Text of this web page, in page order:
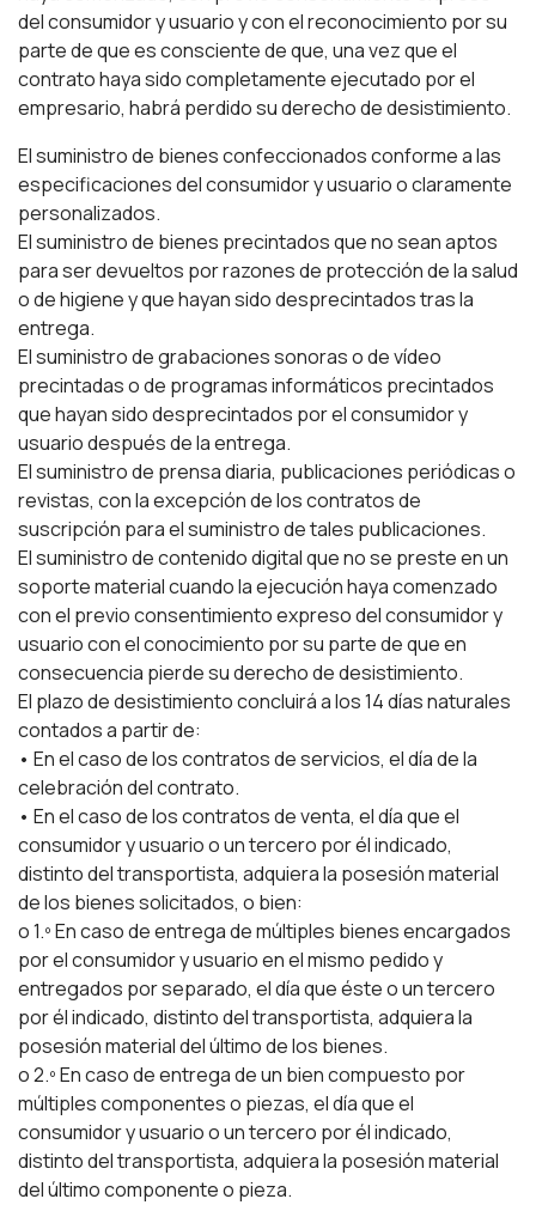
del consumidor y usuario y con el reconocimiento por su
parte de que es consciente de que, una vez que el
contrato haya sido completamente ejecutado por el
empresario, habrá perdido su derecho de desistimiento.
El suministro de bienes confeccionados conforme a las
especificaciones del consumidor y usuario o claramente
personalizados.
El suministro de bienes precintados que no sean aptos
para ser devueltos por razones de protección de la salud
o de higiene y que hayan sido desprecintados tras la
entrega.
El suministro de grabaciones sonoras o de vídeo
precintadas o de programas informáticos precintados
que hayan sido desprecintados por el consumidor y
usuario después de la entrega.
El suministro de prensa diaria, publicaciones periódicas o
revistas, con la excepción de los contratos de
suscripción para el suministro de tales publicaciones.
El suministro de contenido digital que no se preste en un
soporte material cuando la ejecución haya comenzado
con el previo consentimiento expreso del consumidor y
usuario con el conocimiento por su parte de que en
consecuencia pierde su derecho de desistimiento.
El plazo de desistimiento concluirá a los 14 días naturales
contados a partir de:
• En el caso de los contratos de servicios, el día de la
celebración del contrato.
• En el caso de los contratos de venta, el día que el
consumidor y usuario o un tercero por él indicado,
distinto del transportista, adquiera la posesión material
de los bienes solicitados, o bien:
o 1.º En caso de entrega de múltiples bienes encargados
por el consumidor y usuario en el mismo pedido y
entregados por separado, el día que éste o un tercero
por él indicado, distinto del transportista, adquiera la
posesión material del último de los bienes.
o 2.º En caso de entrega de un bien compuesto por
múltiples componentes o piezas, el día que el
consumidor y usuario o un tercero por él indicado,
distinto del transportista, adquiera la posesión material
del último componente o pieza.